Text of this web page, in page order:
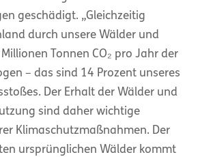
geschädigt. „Gleichzeitig
durch unsere Wälder und
Tonnen CO₂ pro Jahr der
– das sind 14 Prozent unseres
Der Erhalt der Wälder und
sind daher wichtige
Klimaschutzmaßnahmen. Der
ursprünglichen Wälder kommt